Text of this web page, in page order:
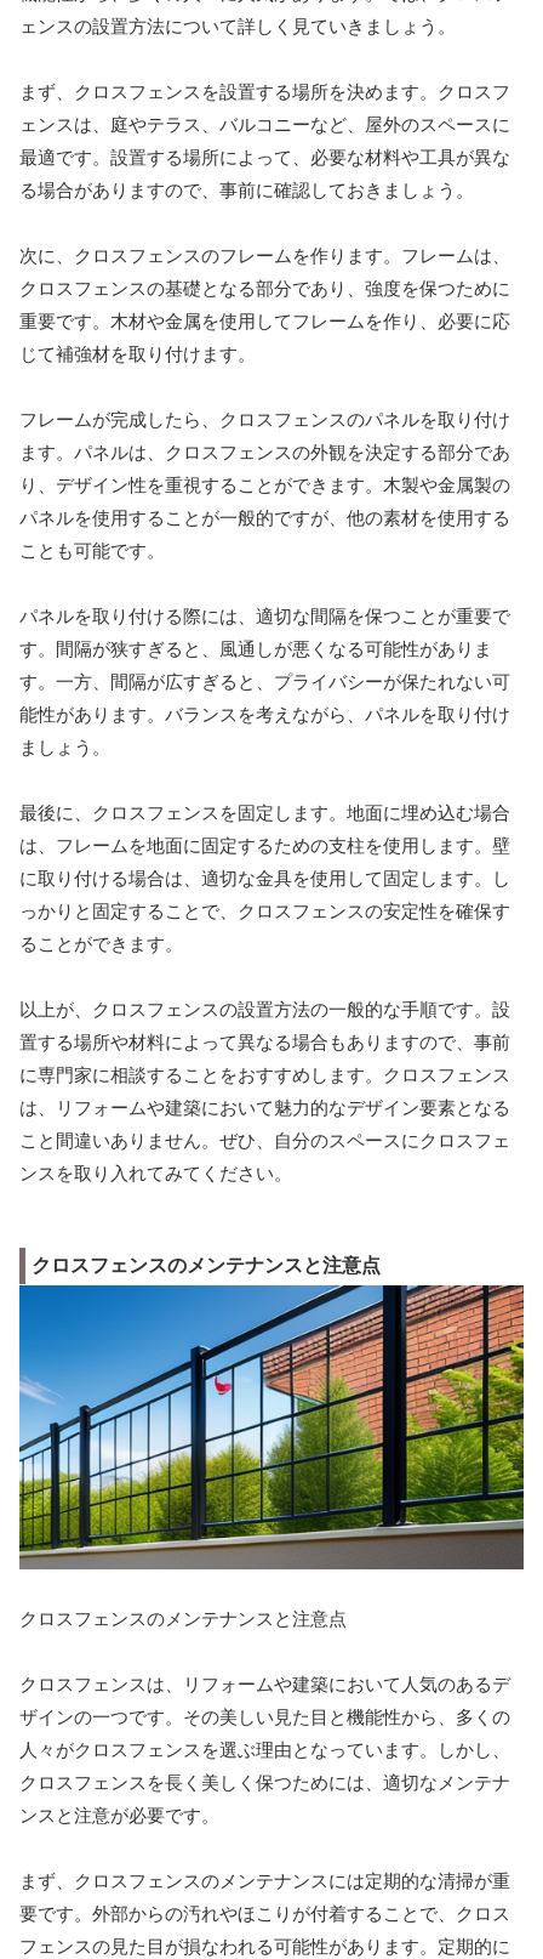
ェンスの設置方法について詳しく見ていきましょう。
まず、クロスフェンスを設置する場所を決めます。クロスフ
ェンスは、庭やテラス、バルコニーなど、屋外のスペースに
最適です。設置する場所によって、必要な材料や工具が異な
る場合がありますので、事前に確認しておきましょう。
次に、クロスフェンスのフレームを作ります。フレームは、
クロスフェンスの基礎となる部分であり、強度を保つために
重要です。木材や金属を使用してフレームを作り、必要に応
じて補強材を取り付けます。
フレームが完成したら、クロスフェンスのパネルを取り付け
ます。パネルは、クロスフェンスの外観を決定する部分であ
り、デザイン性を重視することができます。木製や金属製の
パネルを使用することが一般的ですが、他の素材を使用する
ことも可能です。
パネルを取り付ける際には、適切な間隔を保つことが重要で
す。間隔が狭すぎると、風通しが悪くなる可能性がありま
す。一方、間隔が広すぎると、プライバシーが保たれない可
能性があります。バランスを考えながら、パネルを取り付け
ましょう。
最後に、クロスフェンスを固定します。地面に埋め込む場合
は、フレームを地面に固定するための支柱を使用します。壁
に取り付ける場合は、適切な金具を使用して固定します。し
っかりと固定することで、クロスフェンスの安定性を確保す
ることができます。
以上が、クロスフェンスの設置方法の一般的な手順です。設
置する場所や材料によって異なる場合もありますので、事前
に専門家に相談することをおすすめします。クロスフェンス
は、リフォームや建築において魅力的なデザイン要素となる
こと間違いありません。ぜひ、自分のスペースにクロスフェ
ンスを取り入れてみてください。
クロスフェンスのメンテナンスと注意点
クロスフェンスのメンテナンスと注意点
クロスフェンスは、リフォームや建築において人気のあるデ
ザインの一つです。その美しい見た目と機能性から、多くの
人々がクロスフェンスを選ぶ理由となっています。しかし、
クロスフェンスを長く美しく保つためには、適切なメンテナ
ンスと注意が必要です。
まず、クロスフェンスのメンテナンスには定期的な清掃が重
要です。外部からの汚れやほこりが付着することで、クロス
フェンスの見た目が損なわれる可能性があります。定期的に